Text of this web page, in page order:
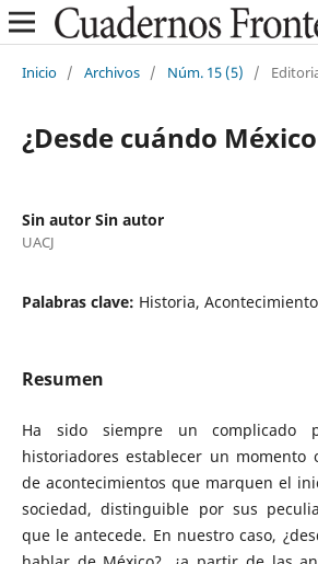
Inicio / Archivos / Núm. 15 (5) /
¿Desde cuándo
Sin autor Sin autor
UACJ
Palabras clave: Historia,
Resumen
Ha sido siempre un complicado
historiadores establecer un momento
de acontecimientos que marquen el
sociedad, distinguible por sus
que le antecede. En nuestro caso,